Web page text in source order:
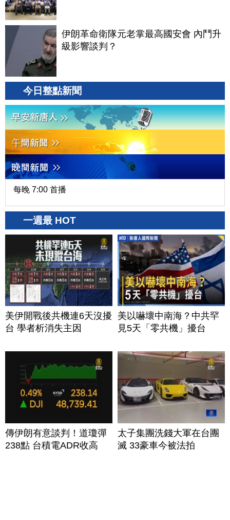
伊朗革命衛隊元老掌最高國安會 內鬥升
級影響談判？
今日整點新聞
每晚 7:00 首播
一週最 HOT
美伊開戰後共機連6天沒擾
台 學者析消失主因
美以嚇壞中南海？中共罕
見5天「零共機」擾台
傳伊朗有意談判！道瓊彈
238點 台積電ADR收高
太子集團洗錢大軍在台團
滅 33豪車今被法拍